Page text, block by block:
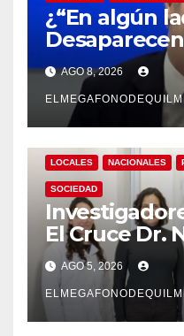
¿“En algún
presidente
responde
AGO 8, 2026
LOCALES NACIONALES
SOCIEDAD
El Cruce Dr.
desarrollan
pionero sobre
demencias
AGO 5, 2026